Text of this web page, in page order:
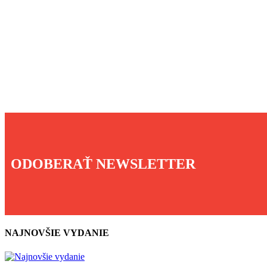
ODOBERAŤ NEWSLETTER
NAJNOVŠIE VYDANIE